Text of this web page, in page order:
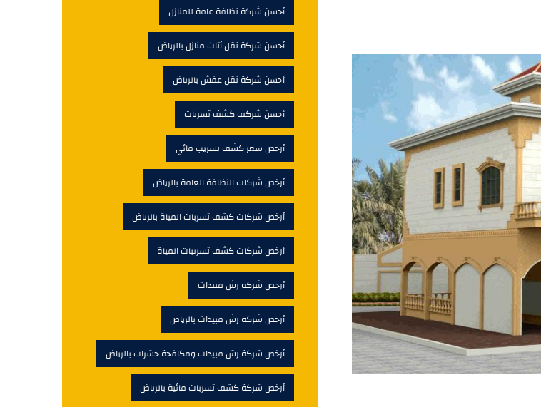
أحسن شركة نظافة عامة للمنازل
أحسن شركة نقل أثاث منازل بالرياض
أحسن شركة نقل عفش بالرياض
أحسن شركف كشف تسربات
أرخص سعر كشف تسريب مائي
أرخص شركات النظافة العامة بالرياض
أرخص شركات كشف تسربات المياة بالرياض
أرخص شركات كشف تسريبات المياة
أرخص شركة رش مبيدات
أرخص شركة رش مبيدات بالرياض
أرخص شركة رش مبيدات ومكافحة حشرات بالرياض
أرخص شركة كشف تسربات مائية بالرياض